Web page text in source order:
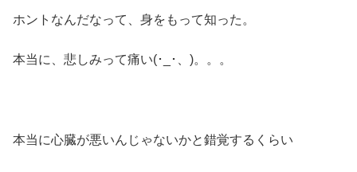
ホントなんだなって、身をもって知った。
本当に、悲しみって痛い(･_･、)。。。
本当に心臓が悪いんじゃないかと錯覚するくらい